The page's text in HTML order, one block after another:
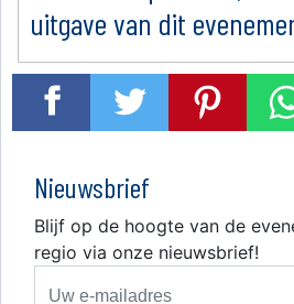
uitgave van dit
Nieuwsbrief
Blijf op de hoogte van de
regio via onze nieuwsbrief!